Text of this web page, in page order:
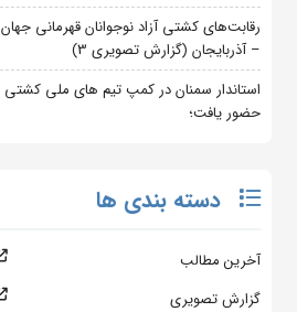
رقابت‌های کشتی آزاد نوجوانان قهرمانی جهان
– آذربایجان (گزارش تصویری 3)
استاندار سمنان در کمپ تیم های ملی کشتی
حضور یافت؛
دسته بندی ها
آخرین مطالب
گزارش تصویری